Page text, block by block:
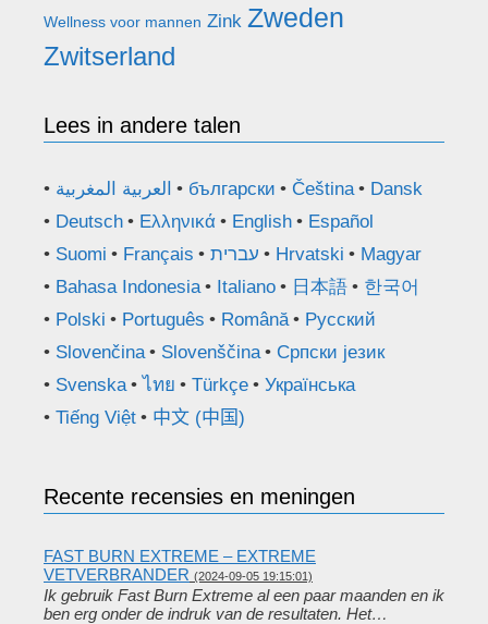
Wellness voor mannen Zink Zweden
Zwitserland
Lees in andere talen
العربية المغربية български Čeština
Dansk
Deutsch
Ελληνικά English
Español
Suomi
Français עברית Hrvatski
Magyar
Bahasa Indonesia
Italiano 日本語
한국어
Polski
Português Română
Русский
Slovenčina
Slovenščina
Српски језик
Svenska
ไทย Türkçe
Українська
Tiếng Việt
中文 (中国)
Recente recensies en meningen
FAST BURN EXTREME – EXTREME
VETVERBRANDER (2024-09-05 19:15:01)
Ik gebruik Fast Burn Extreme al een paar maanden en ik
ben erg onder de indruk van de resultaten. Het…